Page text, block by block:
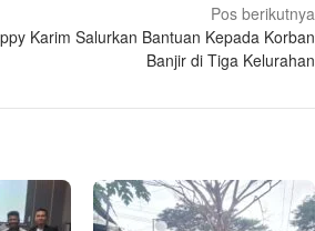
Pos berikutnya
Karim Salurkan Bantuan Kepada Korban
Banjir di Tiga Kelurahan